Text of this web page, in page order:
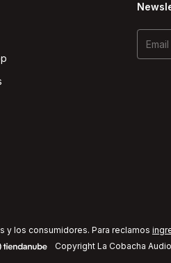
y los consumidores. Para reclamos
Copyright La Cobacha